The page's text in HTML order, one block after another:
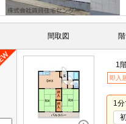
間取図 階
1
即入
1